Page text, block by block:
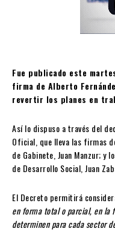
Fue publicado este
firma de Alberto
revertir los planes en
Así lo dispuso a través del
Oficial, que lleva las firmas
de Gabinete, Juan Manzur; y
de Desarrollo Social, Juan
El Decreto permitirá
en forma total o parcial, en la
determinen para cada sector